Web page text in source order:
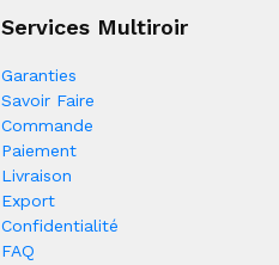
Services Multiroir
Garanties
Savoir Faire
Commande
Paiement
Livraison
Export
Confidentialité
FAQ